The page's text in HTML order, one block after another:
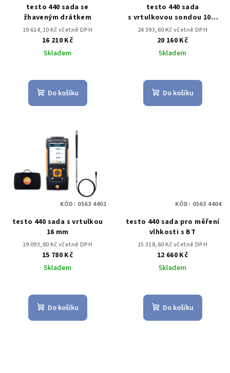
testo 440 sada se
žhaveným drátkem
19 614,10 Kč včetně DPH
16 210 Kč
Skladem
Do košíku
testo 440 sada
s vrtulkovou sondou 100-
mm s BT
24 393,60 Kč včetně DPH
20 160 Kč
Skladem
Do košíku
testo 440 sada s vrtulkou
16 mm
19 093,80 Kč včetně DPH
15 780 Kč
Skladem
Do košíku
KÓD: 0563 4401
testo 440 sada pro měření
vlhkosti s BT
15 318,60 Kč včetně DPH
12 660 Kč
Skladem
Do košíku
KÓD: 0563 4404